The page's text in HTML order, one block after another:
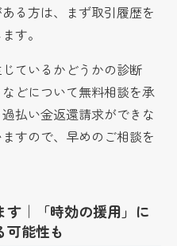
る方は、まず取引履歴を
す。
ているかどうかの診断
どについて無料相談を承
払い金返還請求ができな
すので、早めのご相談を
｜「時効の援用」に
可能性も